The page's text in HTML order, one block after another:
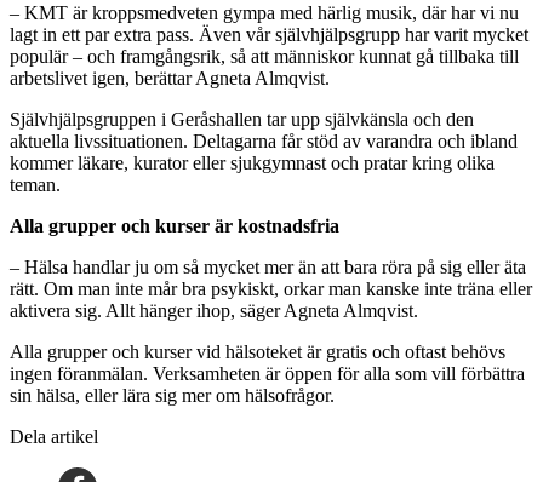
– KMT är kroppsmedveten gympa med härlig musik, där har vi nu
lagt in ett par extra pass. Även vår självhjälpsgrupp har varit mycket
populär – och framgångsrik, så att människor kunnat gå tillbaka till
arbetslivet igen, berättar Agneta Almqvist.
Självhjälpsgruppen i Geråshallen tar upp självkänsla och den
aktuella livssituationen. Deltagarna får stöd av varandra och ibland
kommer läkare, kurator eller sjukgymnast och pratar kring olika
teman.
Alla grupper och kurser är kostnadsfria
– Hälsa handlar ju om så mycket mer än att bara röra på sig eller äta
rätt. Om man inte mår bra psykiskt, orkar man kanske inte träna eller
aktivera sig. Allt hänger ihop, säger Agneta Almqvist.
Alla grupper och kurser vid hälsoteket är gratis och oftast behövs
ingen föranmälan. Verksamheten är öppen för alla som vill förbättra
sin hälsa, eller lära sig mer om hälsofrågor.
Dela artikel